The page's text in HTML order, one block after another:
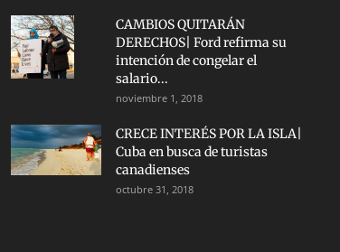
CAMBIOS QUITARÁN
DERECHOS| Ford refirma su
intención de congelar el
salario...
noviembre 1, 2018
CRECE INTERÉS POR LA ISLA|
Cuba en busca de turistas
canadienses
octubre 31, 2018